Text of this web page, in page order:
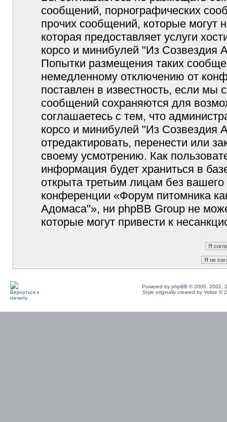
сообщений, порнографических
прочих сообщений, которые могут
которая предоставляет услуги
корсо и минибулей "Из Созвездия
Попытки размещения таких
немедленному отключению от
поставлен в известность, если мы
сообщений сохраняются для
соглашаетесь с тем, что
корсо и минибулей "Из Созвездия
отредактировать, перенести или
своему усмотрению. Как
информация будет храниться в
открыта третьим лицам без
конференции «Форум питомника
Адомаса"», ни phpBB Group не
которые могут привести к
Powered by phpBB © 2000, 2002,
Style originally created by Volize ©